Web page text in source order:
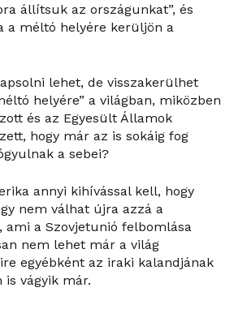
állítsuk az országunkat”, és
a méltó helyére kerüljön a
lehet, de visszakerülhet
helyére” a világban, miközben
és az Egyesült Államok
hogy már az is sokáig fog
a sebei?
annyi kihívással kell, hogy
nem válhat újra azzá a
a Szovjetunió felbomlása
nem lehet már a világ
egyébként az iraki kalandjának
vágyik már.